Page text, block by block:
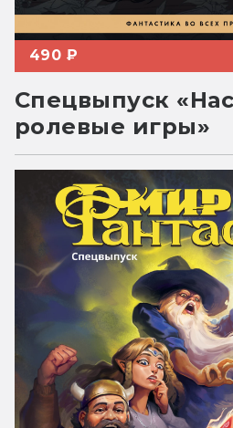
490 ₽
Спецвыпуск
ролевые игры»